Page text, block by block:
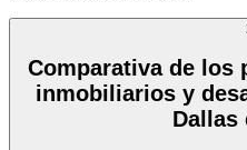
Comparativa de los
inmobiliarios y
Dallas